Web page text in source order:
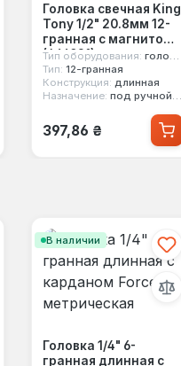
Головка свечная King
Tony 1/2" 20.8мм 12-
гранная с магнитом
(466021)
Тип оборудования: головка свечная
Тип: 12-гранная
Конструкция: длинная
Назначение: под ручной инструмент
Обычная цена:
397,86 ₴
В наличии
Головка 1/4" 6-
гранная длинная с